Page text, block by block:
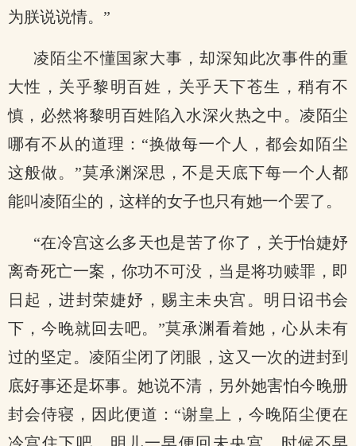
为朕说说情。”
凌陌尘不懂国家大事，却深知此次事件的重
大性，关乎黎明百姓，关乎天下苍生，稍有不
慎，必然将黎明百姓陷入水深火热之中。凌陌尘
哪有不从的道理：“换做每一个人，都会如陌尘
这般做。”莫承渊深思，不是天底下每一个人都
能叫凌陌尘的，这样的女子也只有她一个罢了。
“在冷宫这么多天也是苦了你了，关于怡婕妤
离奇死亡一案，你功不可没，当是将功赎罪，即
日起，进封荣婕妤，赐主未央宫。明日诏书会
下，今晚就回去吧。”莫承渊看着她，心从未有
过的坚定。凌陌尘闭了闭眼，这又一次的进封到
底好事还是坏事。她说不清，另外她害怕今晚册
封会侍寝，因此便道：“谢皇上，今晚陌尘便在